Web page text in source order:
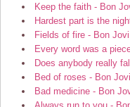
Keep the faith - Bon
Hardest part is the
Fields of fire - Bon Jovi
Every word was a
Does anybody really
Bed of roses - Bon Jovi
Bad medicine - Bon
Always run to you -